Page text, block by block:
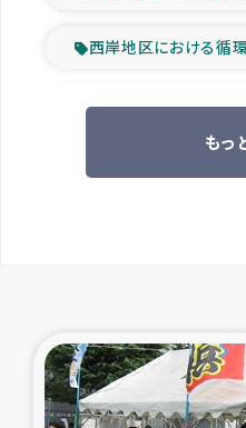
西岸地区における循
ツアー
緊急
東ティモー
大雨による
もっ